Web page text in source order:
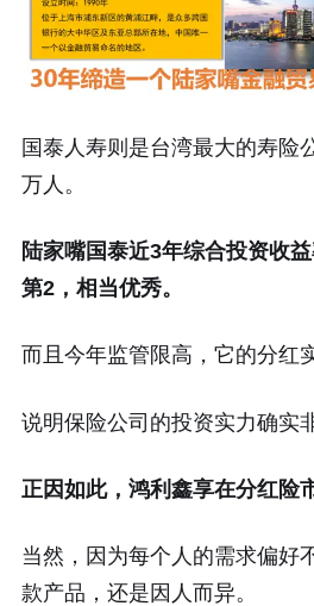
国泰人寿则是台湾最大的寿险
万人。
陆家嘴国泰近3年综合投资收
第2，相当优秀。
而且今年监管限高，它的分红
说明保险公司的投资实力确实
正因如此，鸿利鑫享在分红险
当然，因为每个人的需求偏好
款产品，还是因人而异。